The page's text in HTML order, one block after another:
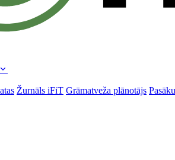
Žurnāls iFiT Grāmatveža plānotājs